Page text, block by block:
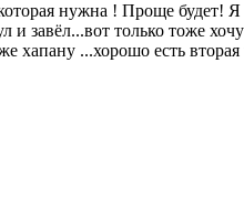
нужна ! Проще будет!
и завёл...вот только тоже
хапану ...хорошо есть